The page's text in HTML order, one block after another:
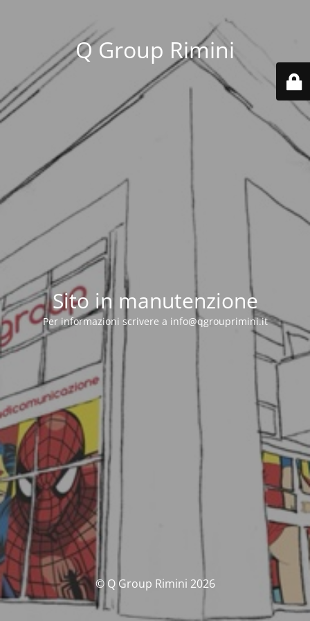
Q Group Rimini
Sito in manutenzione
Per informazioni scrivere a info@qgrouprimini.it
© Q Group Rimini 2026